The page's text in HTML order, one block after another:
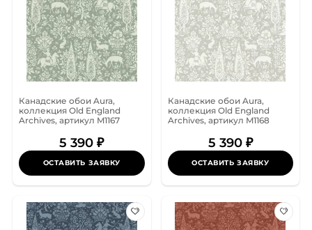
Канадские обои Aura,
коллекция Old England
Archives, артикул M1167
5 390 ₽
ОСТАВИТЬ ЗАЯВКУ
Канадские обои Aura,
коллекция Old England
Archives, артикул M1168
5 390 ₽
ОСТАВИТЬ ЗАЯВКУ